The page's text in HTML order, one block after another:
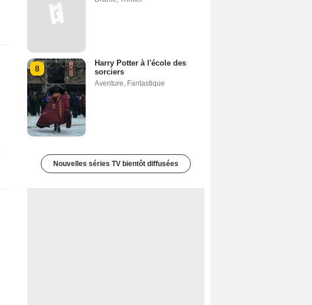
8
Harry Potter à l'école des
sorciers
Aventure Fantastique
Nouvelles séries TV bientôt diffusées